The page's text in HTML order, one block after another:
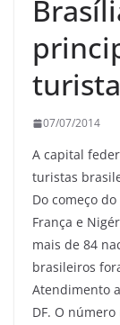
07/07/2014
A capital
turistas
Do começo
França e
mais de 84
brasileiros
Atendimento
DF. O